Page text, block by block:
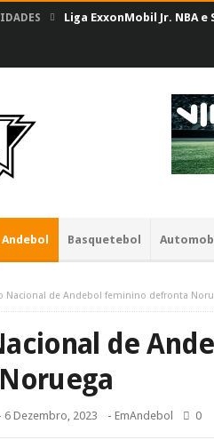
Liga ExxonMobil Jr. NBA
Andebol Basquetebol
Nacional de Andebol feminino defronta
de
6 Dezembro, 2023 - EmAndebol 0